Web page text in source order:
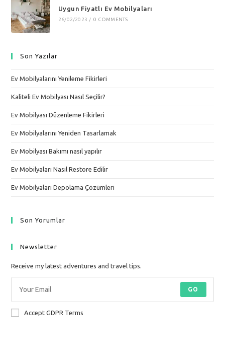
Uygun Fiyatlı Ev Mobilyaları
26/02/2023 / 0 COMMENTS
Son Yazılar
Ev Mobilyalarını Yenileme Fikirleri
Kaliteli Ev Mobilyası Nasıl Seçilir?
Ev Mobilyası Düzenleme Fikirleri
Ev Mobilyalarını Yeniden Tasarlamak
Ev Mobilyası Bakımı nasıl yapılır
Ev Mobilyaları Nasıl Restore Edilir
Ev Mobilyaları Depolama Çözümleri
Son Yorumlar
Newsletter
Receive my latest adventures and travel tips.
GO
Accept GDPR Terms